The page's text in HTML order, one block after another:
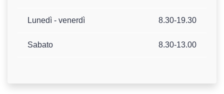
Lunedì - venerdì 8.30-19.30
Sabato 8.30-13.00